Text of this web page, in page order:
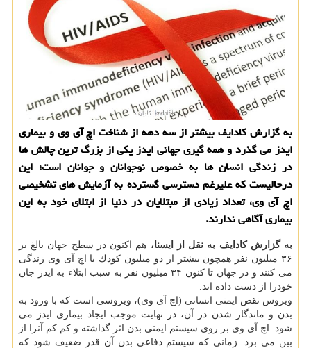
به گزارش كادایف بیشتر از سه دهه از شناخت اچ آی وی و بیماری
ایدز می گذرد و همه گیری جهانی ایدز یكی از بزرگ ترین چالش ها
در زندگی انسان ها به خصوص نوجوانان و جوانان است؛ این
درحالیست كه علیرغم دسترسی گسترده به آزمایش های تشخیصی
اچ آی وی، تعداد زیادی از مبتلایان در دنیا از ابتلای خود به این
بیماری آگاهی ندارند.
به گزارش كادایف به نقل از ایسنا، هم اكنون در سطح جهان بالغ بر
۳۶ میلیون نفر همچون بیشتر از دو میلیون كودك با اچ آی وی زندگی
می كنند و در جهان تا كنون ۳۴ میلیون نفر به سبب ابتلاء به ایدز جان
خودرا از دست داده اند.
ویروس نقص ایمنی انسانی (اچ آی وی)، ویروسی است كه با ورود به
بدن و ماندگار شدن در آن، در نهایت موجب ایجاد بیماری ایدز می
شود. اچ آی وی بر روی سیستم ایمنی بدن اثر گذاشته و كم كم آنرا از
بین می برد. زمانی كه سیستم دفاعی بدن آن قدر ضعیف شود كه